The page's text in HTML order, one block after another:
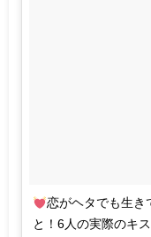
恋がヘタでも生き
と！6人の実際のキ